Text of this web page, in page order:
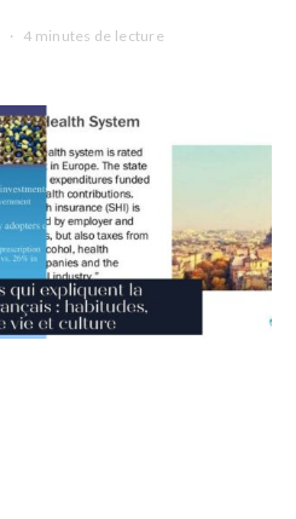
4 minutes de lecture